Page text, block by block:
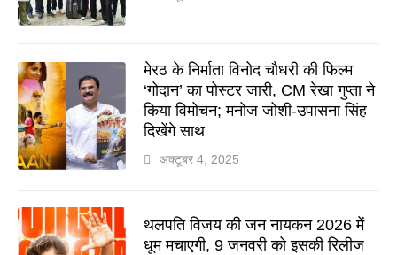
मेरठ के निर्माता विनोद चौधरी की फिल्म
‘गोदान’ का पोस्टर जारी, CM रेखा गुप्ता ने
किया विमोचन; मनोज जोशी-उपासना सिंह
दिखेंगे साथ
अक्टूबर 4, 2025
थलपति विजय की जन नायकन 2026 में
धूम मचाएगी, 9 जनवरी को इसकी रिलीज